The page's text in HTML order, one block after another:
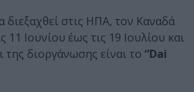
στις ΗΠΑ, τον Καναδά
11 Ιουνίου έως τις 19 Ιουλίου και
διοργάνωσης είναι το “Dai